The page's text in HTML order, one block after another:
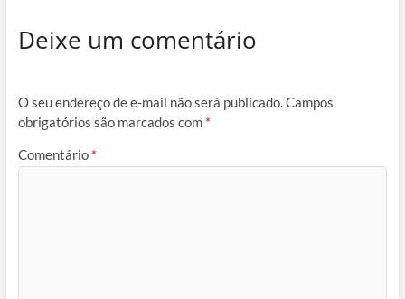
Deixe um comentário
O seu endereço de e-mail não será publicado.Campos
obrigatórios são marcados com *
Comentário *